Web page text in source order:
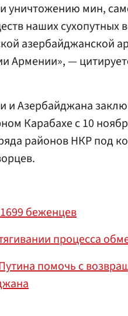
уничтожению мин,
наших сухопутных
азербайджанской
Армении», —
и Азербайджана
Карабахе с 10
районов НКР под
беженцев
процесса
помочь с